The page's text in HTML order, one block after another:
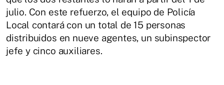
julio. Con este refuerzo, el equipo de Policía
Local contará con un total de 15 personas
distribuidos en nueve agentes, un subinspector
jefe y cinco auxiliares.